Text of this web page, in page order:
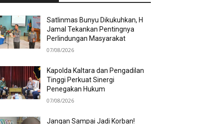
Satlinmas Bunyu Dikukuhkan, H
Jamal Tekankan Pentingnya
Perlindungan Masyarakat
07/08/2026
Kapolda Kaltara dan Pengadilan
Tinggi Perkuat Sinergi
Penegakan Hukum
07/08/2026
Jangan Sampai Jadi Korban!